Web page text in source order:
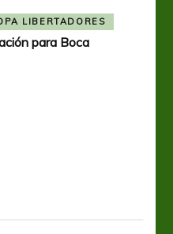
LIBERTADORES
para Boca